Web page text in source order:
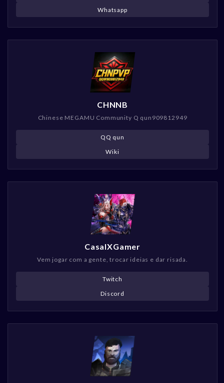
Whatsapp
CHNNB
Chinese MEGAMU Community Q qun909812949
QQ qun
Wiki
CasalXGamer
Vem jogar com a gente, trocar ideias e dar risada.
Twitch
Discord